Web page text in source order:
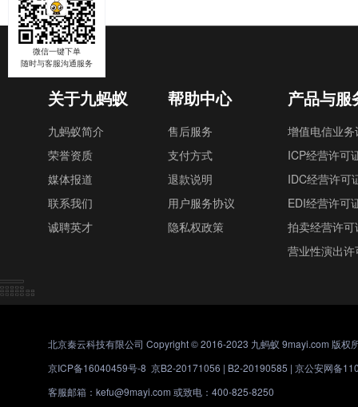
关于九蚂蚁
九蚂蚁简介
荣誉资质
媒体报道
联系我们
诚聘英才
帮助中心
售后服务
支付方式
退款说明
用户服务协议
隐私权政策
产品与服
增值电信业
ICP经营许可
IDC经营许可
EDI经营许可
拍卖经营许可
营业性演出许
北京秦云科技有限公司 Copyright © 2016-2023 九蚂蚁 9mayi.com 版权
京ICP备16040459号-8 京B2-20171056 | B2-20190585 | 京公安网备
客服邮箱：kefu@9mayi.com 或致电：400-825-8250
微信一键下单
随时与客服沟通服务